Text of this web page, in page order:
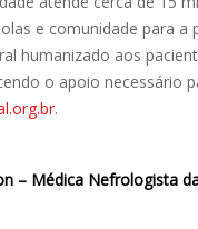
e comunidade para
humanizado aos
o apoio necessário
.
– Médica Nefrologista